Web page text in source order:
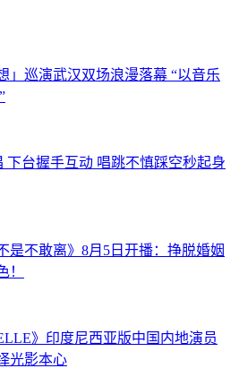
」巡演武汉双场浪漫落幕 “以音乐
下台握手互动 唱跳不慎踩空秒起身
是不敢离》8月5日开播：挣脱婚姻
！
》印度尼西亚版中国内地演员
光影本心